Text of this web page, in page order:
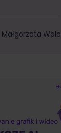
Małgorzata Walo